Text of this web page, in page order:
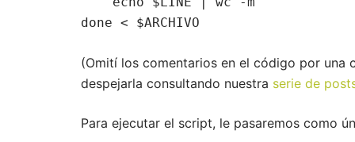
done < $ARCHIVO
(Omití los comentarios en el código por una
despejarla consultando nuestra serie de
Para ejecutar el script, le pasaremos como